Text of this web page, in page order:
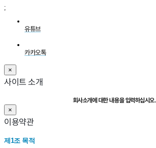
;
유튜브
카카오톡
×
사이트 소개
회사소개에 대한 내용을 입력하십시오.
×
이용약관
제1조 목적